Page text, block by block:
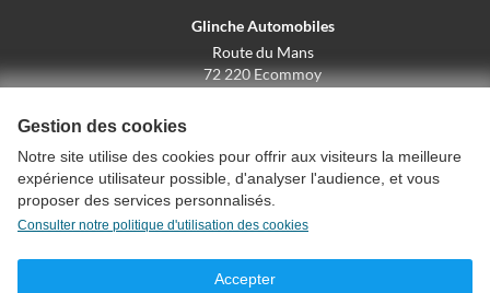
Glinche Automobiles
Route du Mans
72 220 Ecommoy
Conditions générales de vente
Gestion des cookies
Notre site utilise des cookies pour offrir aux visiteurs la meilleure
expérience utilisateur possible, d'analyser l'audience, et vous
proposer des services personnalisés.
Consulter notre politique d'utilisation des cookies
Accepter